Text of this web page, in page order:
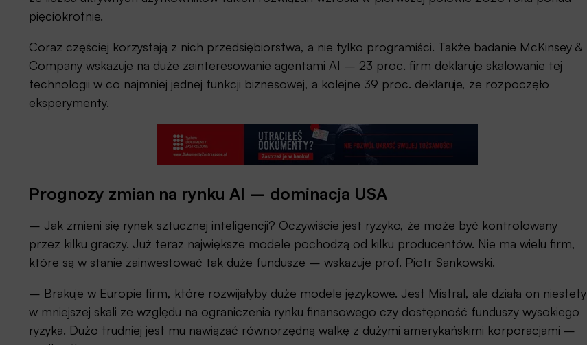
pięciokrotnie.
Coraz częściej korzystają z nich przedsiębiorstwa, a nie tylko programiści. Także badanie McKinsey &
Company wskazuje na duże zainteresowanie agentami AI – 23 proc. firm deklaruje skalowanie tej
technologii w co najmniej jednej funkcji biznesowej, a kolejne 39 proc. deklaruje, że rozpoczęło
eksperymenty.
Prognozy zmian na rynku AI – dominacja USA
– Jak zmieni się rynek sztucznej inteligencji? Oczywiście jest ryzyko, że może być kontrolowany
przez kilku graczy. Już teraz największe modele pochodzą od kilku producentów. Nie ma wielu firm,
które są w stanie zainwestować tak duże fundusze – wskazuje prof. Piotr Sankowski.
– Brakuje w Europie firm, które rozwijałyby duże modele językowe. Jest Mistral, ale działa on niestety
w mniejszej skali ze względu na ograniczenia rynku finansowego czy dostępność funduszy wysokiego
ryzyka. Dużo trudniej jest mu nawiązać równorzędną walkę z dużymi amerykańskimi korporacjami –